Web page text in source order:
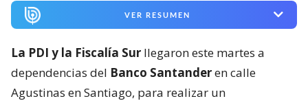
VER RESUMEN
La PDI y la Fiscalía Sur llegaron este martes a
dependencias del Banco Santanderen calle
Agustinas en Santiago, para realizar un